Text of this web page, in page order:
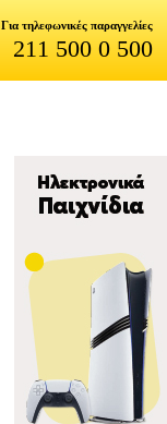
Για τηλεφωνικές παραγγελίες
211 500 0 500